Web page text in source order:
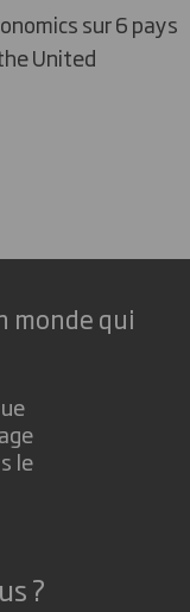
sur 6 pays
he United
monde qui
le
?